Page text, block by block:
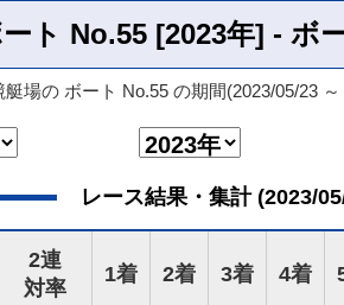
ト No.55 [2023年] - ボ
場の ボート No.55 の期間(2023/05/23
レース結果・集計 (2023/
2連
対率
1着 2着 3着 4着